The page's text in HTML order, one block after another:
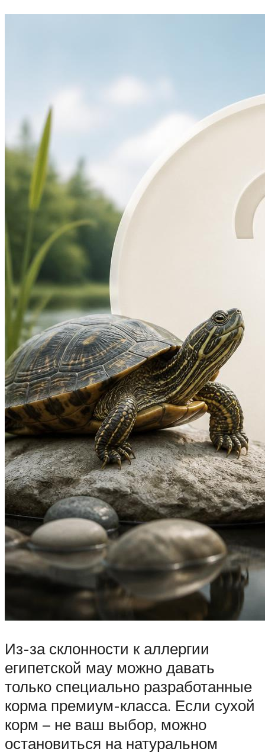
Из-за склонности к аллергии
египетской мау можно давать
только специально разработанные
корма премиум-класса. Если сухой
корм – не ваш выбор, можно
остановиться на натуральном